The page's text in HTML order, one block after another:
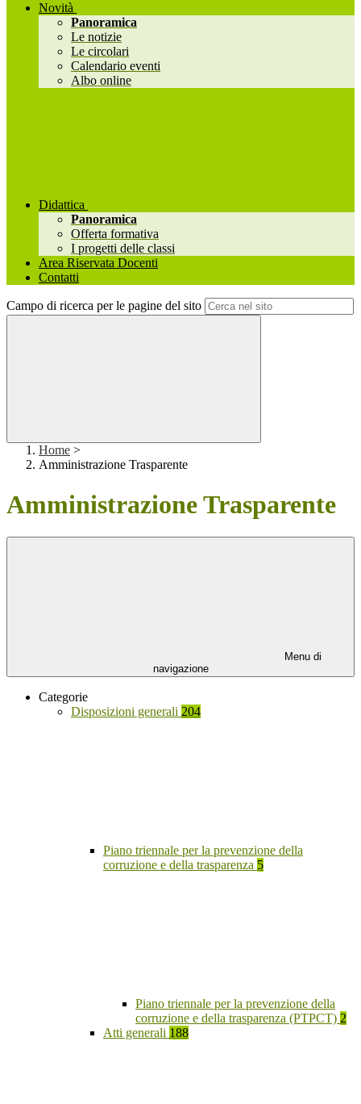
Novità
Panoramica
Le notizie
Le circolari
Calendario eventi
Albo online
Didattica
Panoramica
Offerta formativa
I progetti delle classi
Area Riservata Docenti
Contatti
Campo di ricerca per le pagine del sito
Home >
Amministrazione Trasparente
Amministrazione Trasparente
Menu di
navigazione
Categorie
Disposizioni generali 204
Piano triennale per la prevenzione della
corruzione e della trasparenza 5
Piano triennale per la prevenzione della
corruzione e della trasparenza (PTPCT) 2
Atti generali 188